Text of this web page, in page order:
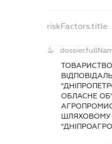
riskFactors.title
ОБЛАСНЕ
ШЛЯХОВОМУ